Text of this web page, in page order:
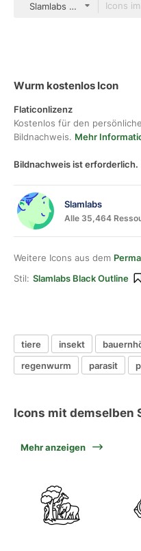
Slamlabs black outline
Wurm kostenlos Icon
Flaticonlizenz
Kostenlos für den
Bildnachweis. Mehr
Bildnachweis ist erforderlich.
Slamlabs
Alle 35,464
Weitere Icons aus dem
Stil: Slamlabs Black Outline
tiere insekt
regenwurm
parasit
Icons mit demselben
Mehr anzeigen